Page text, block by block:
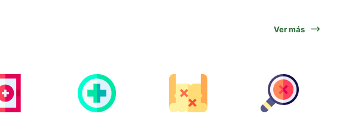
Ver más